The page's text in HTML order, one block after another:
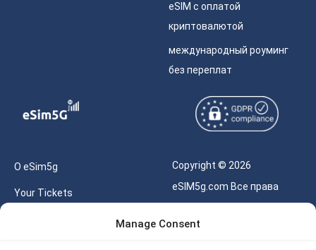
Manage Consent
eSIM с оплатой
криптовалютой
международный роуминг
без переплат
О eSim5g
Your Tickets
Калькулятор для eSIM
Copyright © 2026
eSIM5g.com Все права